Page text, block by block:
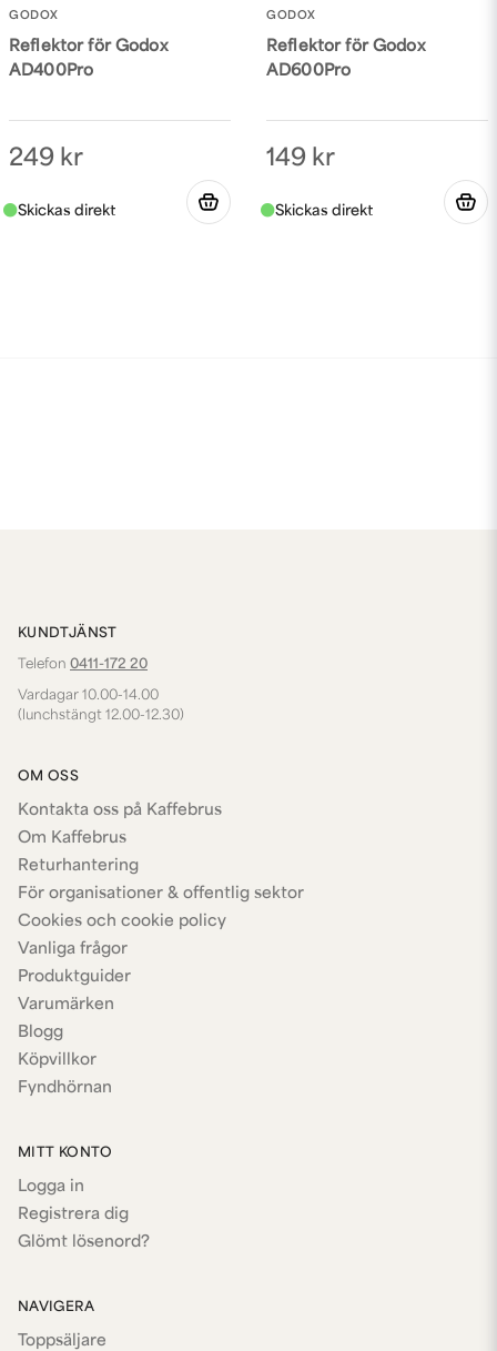
GODOX
Reflektor för Godox
AD400Pro
249 kr
GODOX
Reflektor för Godox
AD600Pro
149 kr
KUNDTJÄNST
Telefon 0411-172 20
Vardagar 10.00-14.00
(lunchstängt 12.00-12.30)
OM OSS
Kontakta oss på Kaffebrus
Om Kaffebrus
Returhantering
För organisationer & offentlig sektor
Cookies och cookie policy
Vanliga frågor
Produktguider
Varumärken
Blogg
Köpvillkor
Fyndhörnan
MITT KONTO
Logga in
Registrera dig
Glömt lösenord?
NAVIGERA
Toppsäljare